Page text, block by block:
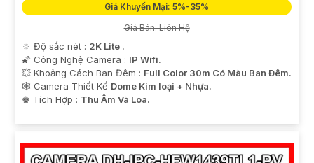
Giá Khuyến Mại: 5%-35%
Giá Bán: Liên Hệ
🔅 Độ sắc nét : 2K Lite .
🌠 Công Nghệ Camera : IP Wifi.
💥 Khoảng Cách Ban Đêm : Full Color 30m Có Màu Ban Ðêm.
🕸️ Camera Thiết Kế Dome Kim loại + Nhựa.
️♚ Tích Hợp : Thu Âm Và Loa.